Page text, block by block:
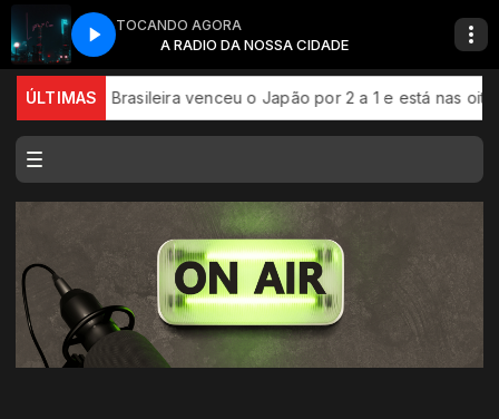
TOCANDO AGORA
A RADIO DA NOSSA CIDADE
ÚLTIMAS
Seleção Brasileira venceu o Japão por 2 a 1 e está nas